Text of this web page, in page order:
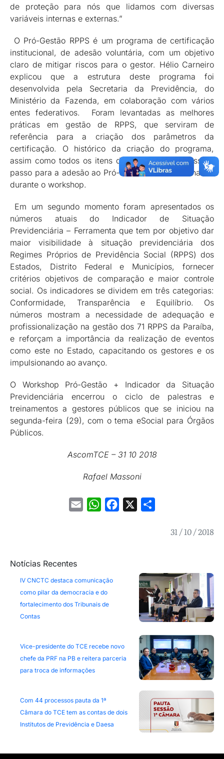
de proteção para nós que lidamos com diversas
variáveis internas e externas.”
O Pró-Gestão RPPS é um programa de certificação
institucional, de adesão voluntária, com um objetivo
claro de mitigar riscos para o gestor. Hélio Carneiro
explicou que a estrutura deste programa foi
desenvolvida pela Secretaria da Previdência, do
Ministério da Fazenda, em colaboração com vários
entes federativos. Foram levantadas as melhores
práticas em gestão de RPPS, que serviram de
referência para a criação dos parâmetros da
certificação. O histórico da criação do programa,
assim como todos os itens de avaliação e o passo a
passo para a adesão ao Pró-Gestão foram detalhados
durante o workshop.
Em um segundo momento foram apresentados os
números atuais do Indicador de Situação
Previdenciária – Ferramenta que tem por objetivo dar
maior visibilidade à situação previdenciária dos
Regimes Próprios de Previdência Social (RPPS) dos
Estados, Distrito Federal e Municípios, fornecer
critérios objetivos de comparação e maior controle
social. Os indicadores se dividem em três categorias:
Conformidade, Transparência e Equilíbrio. Os
números mostram a necessidade de adequação e
profissionalização na gestão dos 71 RPPS da Paraíba,
e reforçam a importância da realização de eventos
como este no Estado, capacitando os gestores e os
impulsionando ao avanço.
O Workshop Pró-Gestão + Indicador da Situação
Previdenciária encerrou o ciclo de palestras e
treinamentos a gestores públicos que se iniciou na
segunda-feira (29), com o tema eSocial para Órgãos
Públicos.
AscomTCE – 31 10 2018
Rafael Massoni
Email WhatsAppFacebook
31 / 10 / 2018
Notícias Recentes
IV CNCTC destaca comunicação
como pilar da democracia e do
fortalecimento dos Tribunais de
Contas
Vice-presidente do TCE recebe novo
chefe da PRF na PB e reitera parceria
para troca de informações
Com 44 processos pauta da 1ª
Câmara do TCE tem as contas de dois
Institutos de Previdência e Daesa